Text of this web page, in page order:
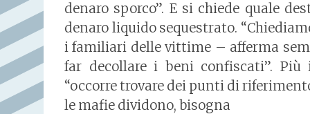
denaro sporco”. E si chiede quale
denaro liquido sequestrato.
i familiari delle vittime – afferma
far decollare i beni confiscati”.
“occorre trovare dei punti di
le mafie dividono, bisogna